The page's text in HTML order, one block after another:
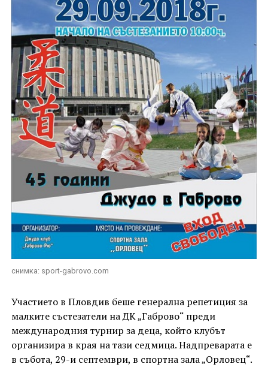
снимка: sport-gabrovo.com
Участието в Пловдив беше генерална репетиция за
малките състезатели на ДК „Габрово“ преди
международния турнир за деца, който клубът
организира в края на тази седмица. Надпреварата е
в събота, 29-и септември, в спортна зала „Орловец“.